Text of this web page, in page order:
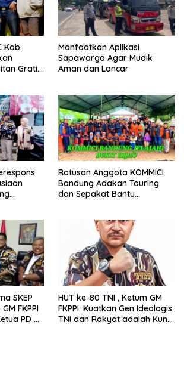
Kab.
Gratis
Manfaatkan Aplikasi
Sapawarga Agar Mudik
Aman dan Lancar
Ratusan Anggota KOMMICI
Bandung Adakan Touring
dan Sepakat Bantu
SKEP
FKPPI
PD X
HUT ke-80 TNI , Ketum GM
FKPPI: Kuatkan Gen Ideologis
TNI dan Rakyat adalah Kunci